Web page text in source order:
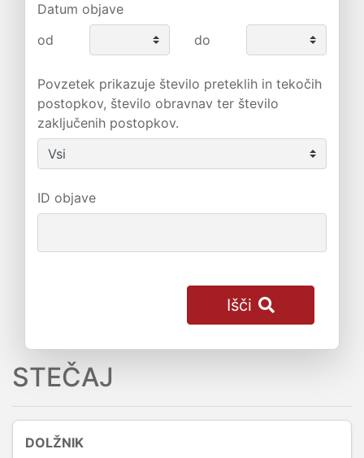
Datum objave
od
do
Povzetek prikazuje število preteklih in tekočih
postopkov, število obravnav ter število
zaključenih postopkov.
ID objave
Išči
STEČAJ
DOLŽNIK